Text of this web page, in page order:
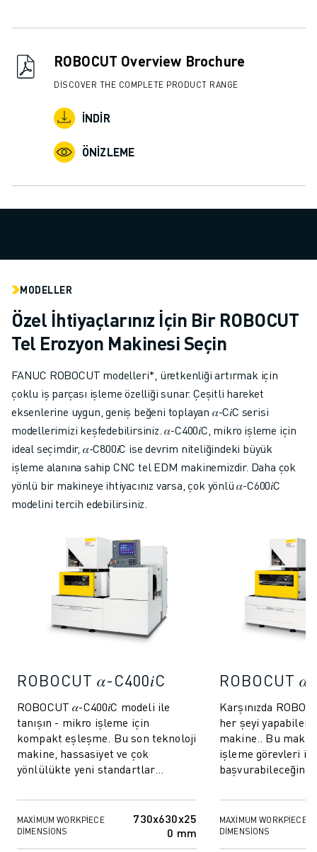
ROBOCUT SÜRDÜRÜLEBILIRLIK
AKILLI FABRIKA ÇÖZÜMLERI
ÜRETIM VERIMLILIĞINI ARTIRMAK IÇIN AKILLI FABRIKA ÇÖZÜMLERI
VAKA ÇALIŞMALARI
ENDÜSTRILER
MEDIKAL
DEPOLAMA, LOJISTIK, SEVKIYAT
UYGULAMALAR
5 EKSEN IŞLEME
ARK KAYNAĞI
BIRLEŞTIRME
CNC TAŞLAMA
CNC FREZELEME
CNC TORNA
YÜKSEK HIZLI DELME VE KILAVUZ ÇEKME
ENJEKSIYON
PUNTA KAYNAĞI
MÜŞTERI HIZMETLERI
FANUC PLANS
SAHA VE BAKIM
UZAKTAN TEKNIK DESTEK
YEDEK PARÇALAR
DIJITAL SERVIS ARAÇLARI
İNDIRME MERKEZI » MYFANUC
ROBOCUT Overview Brochure
DISCOVER THE COMPLETE PRODUCT RANGE
İNDIR
ÖNIZLEME
MODELLER
Özel İhtiyaçlarınız İçin Bir ROBOCUT
Tel Erozyon Makinesi Seçin
FANUC ROBOCUT modelleri*, üretkenliği artırmak için
çoklu iş parçası işleme özelliği sunar. Çeşitli hareket
eksenlerine uygun, geniş beğeni toplayan 𝛼-C𝑖C serisi
modellerimizi keşfedebilirsiniz. 𝛼-C400𝑖C, mikro işleme için
ideal seçimdir, 𝛼-C800𝑖C ise devrim niteliğindeki büyük
işleme alanına sahip CNC tel EDM makinemizdir. Daha çok
yönlü bir makineye ihtiyacınız varsa, çok yönlü 𝛼-C600𝑖C
modelini tercih edebilirsiniz.
ROBOCUT 𝛼-C400𝑖C
ROBOCUT 𝛼-C400𝑖C modeli ile
tanışın - mikro işleme için
kompakt eşleşme. Bu son teknoloji
makine, hassasiyet ve çok
yönlülükte yeni standartlar
otomotiv ve ötesi endüstr...
MAXIMUM WORKPIECE
DIMENSIONS
730x630x25
0 mm
ROBOCUT
Karşınızda
her şeyi yapabilen
makine.. Bu
işleme görevleri
bileşenler veya ...
MAXIMUM WORKPIECE
DIMENSIONS